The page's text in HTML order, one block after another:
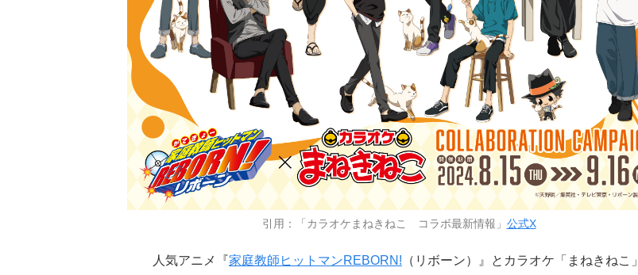
引用：「カラオケまねきねこ コラボ最新情報」 公式X
人気アニメ『家庭教師ヒットマンREBORN! （リボーン）』とカラオケ「まねきねこ」